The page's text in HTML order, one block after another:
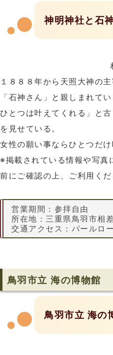
神明神社と石
１８８８年から天照大神の
「石神さん」と親しまれて
ひとつは叶えてくれる」と
を見せている。
女性の願い事ならひとつだ
※掲載されている情報や写真
前にご確認の上、ご利用くだ
営業期間：参拝自由
所在地：三重県鳥羽市相
交通アクセス：パールロ
鳥羽市立 海の博物館
鳥羽市立 海の